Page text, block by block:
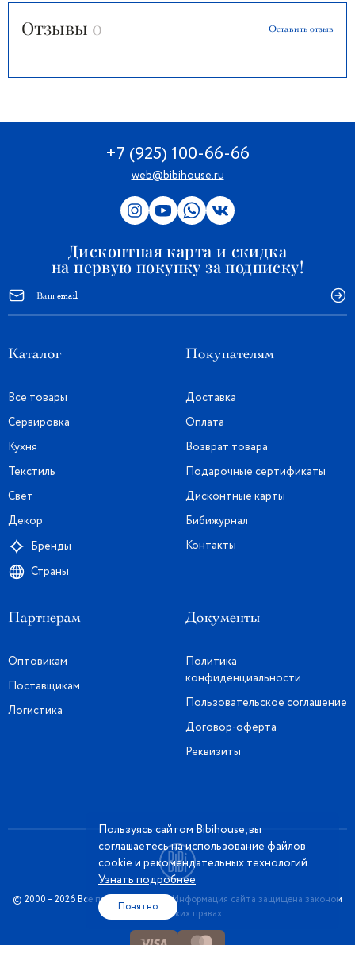
Отзывы 0 Оставить отзыв
+7 (925) 100-66-66
web@bibihouse.ru
Дисконтная карта и скидка
на первую покупку за подписку!
Каталог
Все товары
Сервировка
Кухня
Текстиль
Свет
Декор
Бренды
Страны
Покупателям
Доставка
Оплата
Возврат товара
Подарочные сертификаты
Дисконтные карты
Бибижурнал
Контакты
Партнерам
Оптовикам
Поставщикам
Логистика
Документы
Политика
конфиденциальности
Пользовательское соглашение
Договор-оферта
Реквизиты
© 2000 – 2026 Все права защищены. Информация сайта защищена законом
об авторских правах.
Пользуясь сайтом Bibihouse, вы
соглашаетесь на использование файлов
cookie и рекомендательных технологий.
Узнать подробнее
Понятно